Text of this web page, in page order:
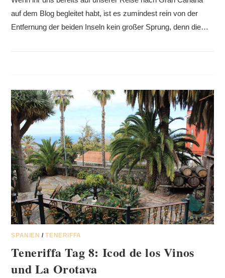
auf dem Blog begleitet habt, ist es zumindest rein von der
Entfernung der beiden Inseln kein großer Sprung, denn die…
SPANIEN /TENERIFFA
Teneriffa Tag 8: Icod de los Vinos
und La Orotava